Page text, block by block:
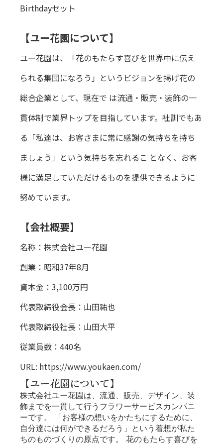
Birthdayセット
【ユー花園について】
ユー花園は、「花のもたらす喜びを世界中に伝え
られる集団になろう」というビジョンを掲げ花の
総合企業として、現在で は流通・販売・装飾の一
貫体制で業界トップを目指しています。社訓でもあ
る「私達は、お客さまに常に感謝の気持ちを持ち
ましょう」という気持ちを忘れるこ となく、お客
様に満足していただけるものを提供できるように
努めています。
【会社概要】
名称：株式会社ユー花園
創業：昭和37年8月
資本金：3,100万円
代表取締役会長：山田祐也
代表取締役社長：山田大平
従業員数：440名
URL: https://www.youkaen.com/
【ユー花園について】
株式会社ユー花園は、流通、販売、デザイン、装
飾までを一貫して行うフラワーサービスカンパニ
ーです。 「お客様の想いをかたちにするために、
自分達には何ができるだろう」という着想が私た
ちのものづくりの原点です。 花のもたらす喜びを